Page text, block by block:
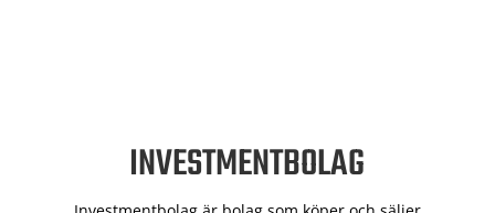
INVESTMENTBOLAG